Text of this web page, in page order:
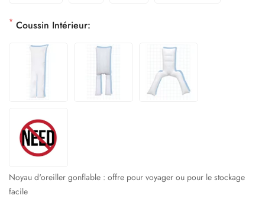
* Coussin Intérieur:
Noyau d'oreiller gonflable : offre pour voyager ou pour le stockage
facile